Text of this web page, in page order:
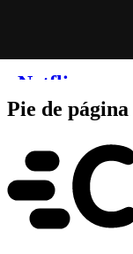
Pie de página